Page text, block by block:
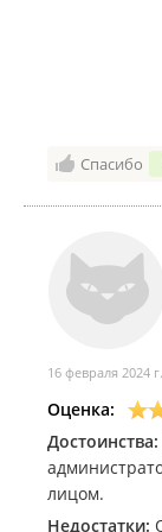
Спасибо
16 февраля 2024 г.
Оценка:
Достоинства:
лицом.
Недостатки: